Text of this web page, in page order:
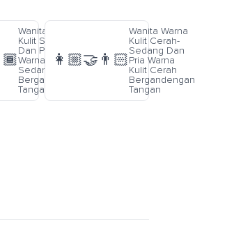
Wanita Warna
Kulit Sedang
Dan Pria
Warna Kulit
Sedang
Bergandengan
Tangan
👩🏼‍🤝‍👨🏻
Wanita Warna
Kulit Cerah-
Sedang Dan
Pria Warna
Kulit Cerah
Bergandengan
Tangan